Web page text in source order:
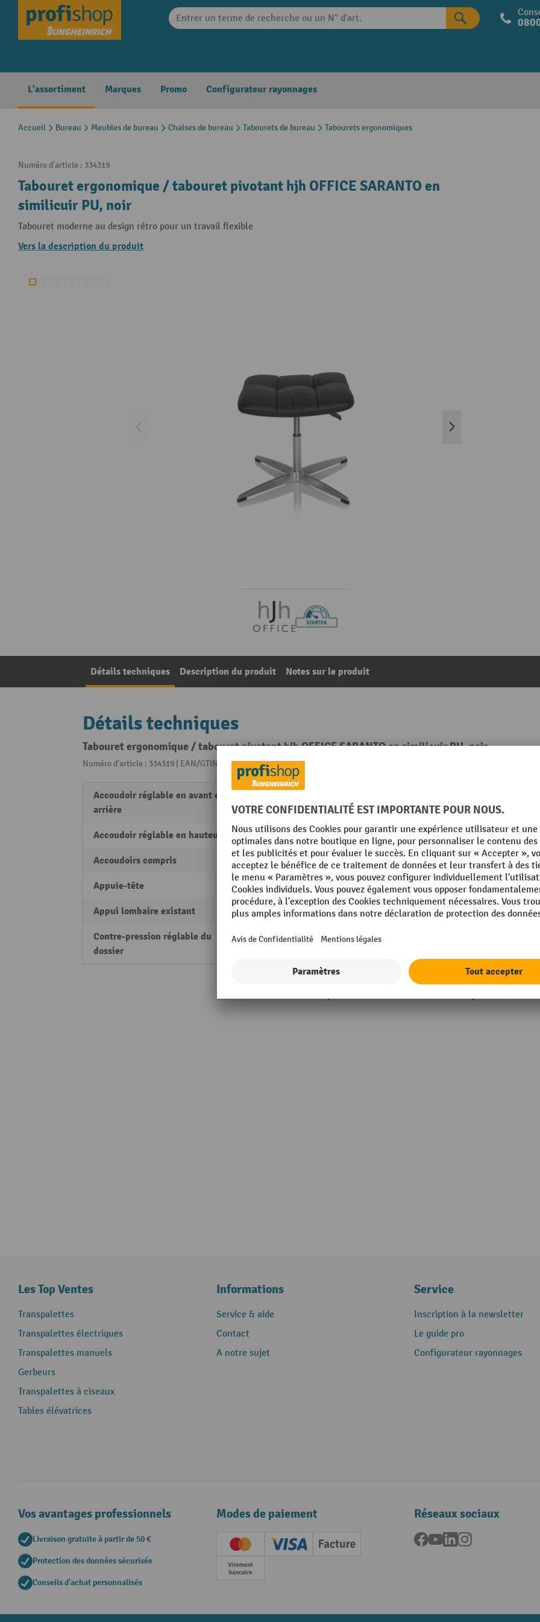
Skip to main navigation
L'assortiment Marques Promo Configurateur rayonnages
Accueil Bureau Meubles de bureau Chaises de bureau Tabourets de bureau Tabourets ergonomiques
Numéro d'article : 334319
Tabouret ergonomique / tabouret pivotant hjh OFFICE SARANTO en
similicuir PU, noir
Tabouret moderne au design rétro pour un travail flexible
Vers la description du produit
Détails techniques Description du produit Notes sur le produit
Détails techniques
Tabouret ergonomique / tabouret pivotant hjh OFFICE SARANTO en similicuir PU, noir
Numéro d'article : 334319 | EAN/GTIN: 4251084696696De la catégorie :
Accoudoir réglable en avant et en
arrière
Accoudoir réglable en hauteur non
Accoudoirs compris non
Appuie-tête sans
Appui lombaire existant non
Contre-pression réglable du
dossier
non
Mécanisme disponible
Poids propre
Rouleaux
Rubrique
Les Top Ventes
Transpalettes
Transpalettes électriques
Transpalettes manuels
Gerbeurs
Transpalettes à ciseaux
Tables élévatrices
Informations
Service & aide
Contact
A notre sujet
Service
Inscription à la newsletter
Le guide pro
Configurateur rayonnages
Vos avantages professionnels
Livraison gratuite à partir de 50 €
Protection des données sécurisée
Conseils d'achat personnalisés
Modes de paiement
Creditcard (Master)Creditcard (Visa)
Facture
Paiement anticipé
Réseaux sociaux
Facebook
YouTubeLinkedInInstagram